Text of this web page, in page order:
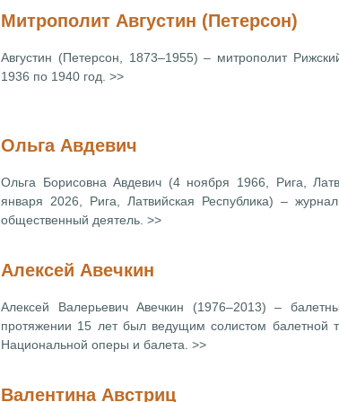
Митрополит Августин (Петерсон)
Августин (Петерсон, 1873–1955) – митрополит
1936 по 1940 год. >>
Ольга Авдевич
Ольга Борисовна Авдевич (4 ноября 1966, Рига,
января 2026, Рига, Латвийская Республика) –
общественный деятель. >>
Алексей Авечкин
Алексей Валерьевич Авечкин (1976–2013) –
протяжении 15 лет был ведущим солистом балетной
Национальной оперы и балета. >>
Валентина Австриц